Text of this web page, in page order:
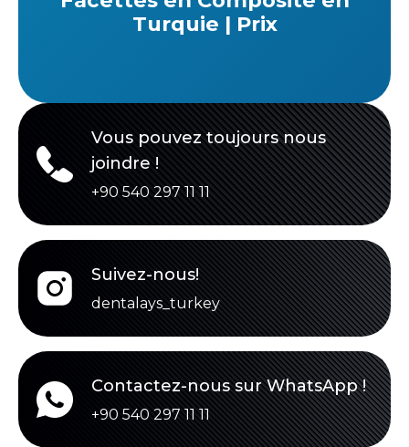
Turquie | Prix
Vous pouvez toujours nous
joindre !
+90 540 297 11 11
Suivez-nous!
dentalays_turkey
Contactez-nous sur WhatsApp !
+90 540 297 11 11